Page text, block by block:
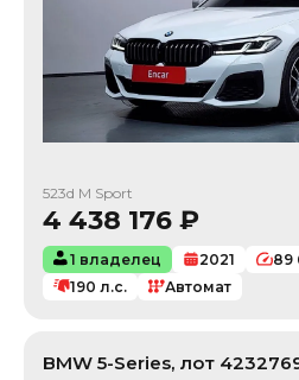
523d M Sport
4 438 176 ₽
1 владелец 2021 89
190 л.с. Автомат
BMW 5-Series, лот